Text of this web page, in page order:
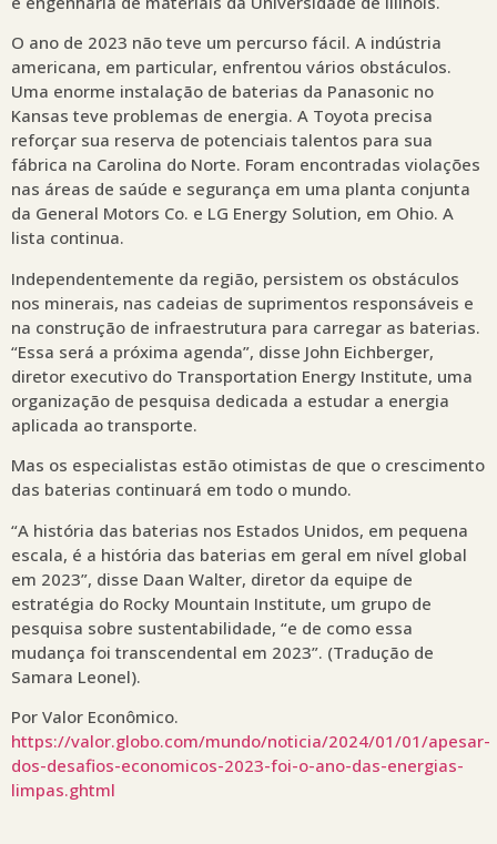
O ano de 2023 não teve um percurso fácil. A indústria
americana, em particular, enfrentou vários obstáculos.
Uma enorme instalação de baterias da Panasonic no
Kansas teve problemas de energia. A Toyota precisa
reforçar sua reserva de potenciais talentos para sua
fábrica na Carolina do Norte. Foram encontradas violações
nas áreas de saúde e segurança em uma planta conjunta
da General Motors Co. e LG Energy Solution, em Ohio. A
lista continua.
Independentemente da região, persistem os obstáculos
nos minerais, nas cadeias de suprimentos responsáveis e
na construção de infraestrutura para carregar as baterias.
“Essa será a próxima agenda”, disse John Eichberger,
diretor executivo do Transportation Energy Institute, uma
organização de pesquisa dedicada a estudar a energia
aplicada ao transporte.
Mas os especialistas estão otimistas de que o crescimento
das baterias continuará em todo o mundo.
“A história das baterias nos Estados Unidos, em pequena
escala, é a história das baterias em geral em nível global
em 2023”, disse Daan Walter, diretor da equipe de
estratégia do Rocky Mountain Institute, um grupo de
pesquisa sobre sustentabilidade, “e de como essa
mudança foi transcendental em 2023”. (Tradução de
Samara Leonel).
Por Valor Econômico.
https://valor.globo.com/mundo/noticia/2024/01/01/apesar-
dos-desafios-economicos-2023-foi-o-ano-das-energias-
limpas.ghtml